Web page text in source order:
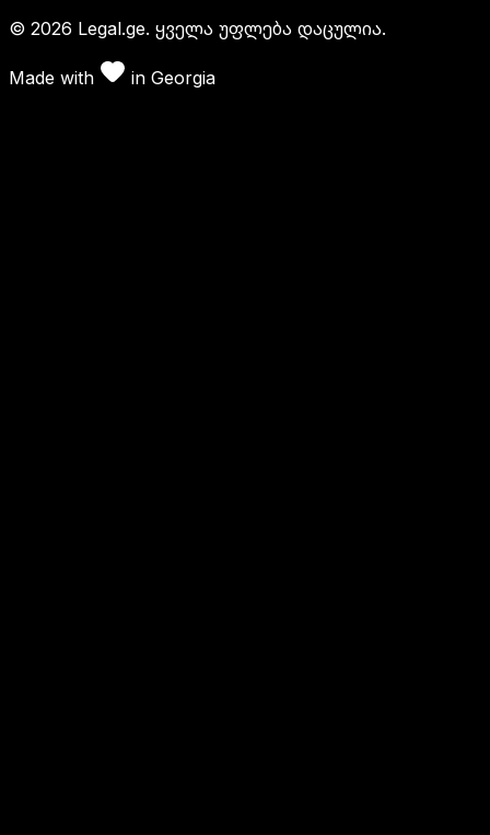
© 2026 Legal.ge. ყველა უფლება დაცულია.
Made with in Georgia